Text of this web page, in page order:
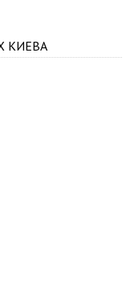
КИЕВА